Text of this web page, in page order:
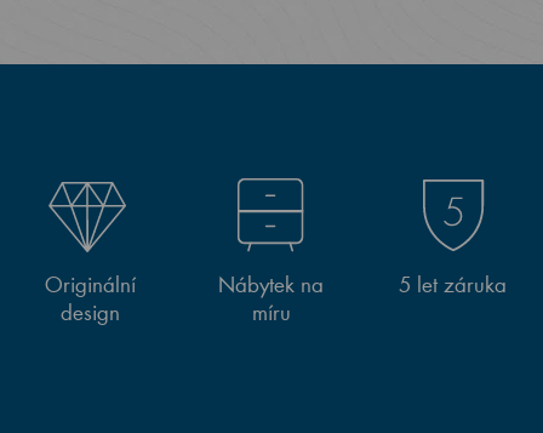
Originální
design
Nábytek na
míru
5 let záruka